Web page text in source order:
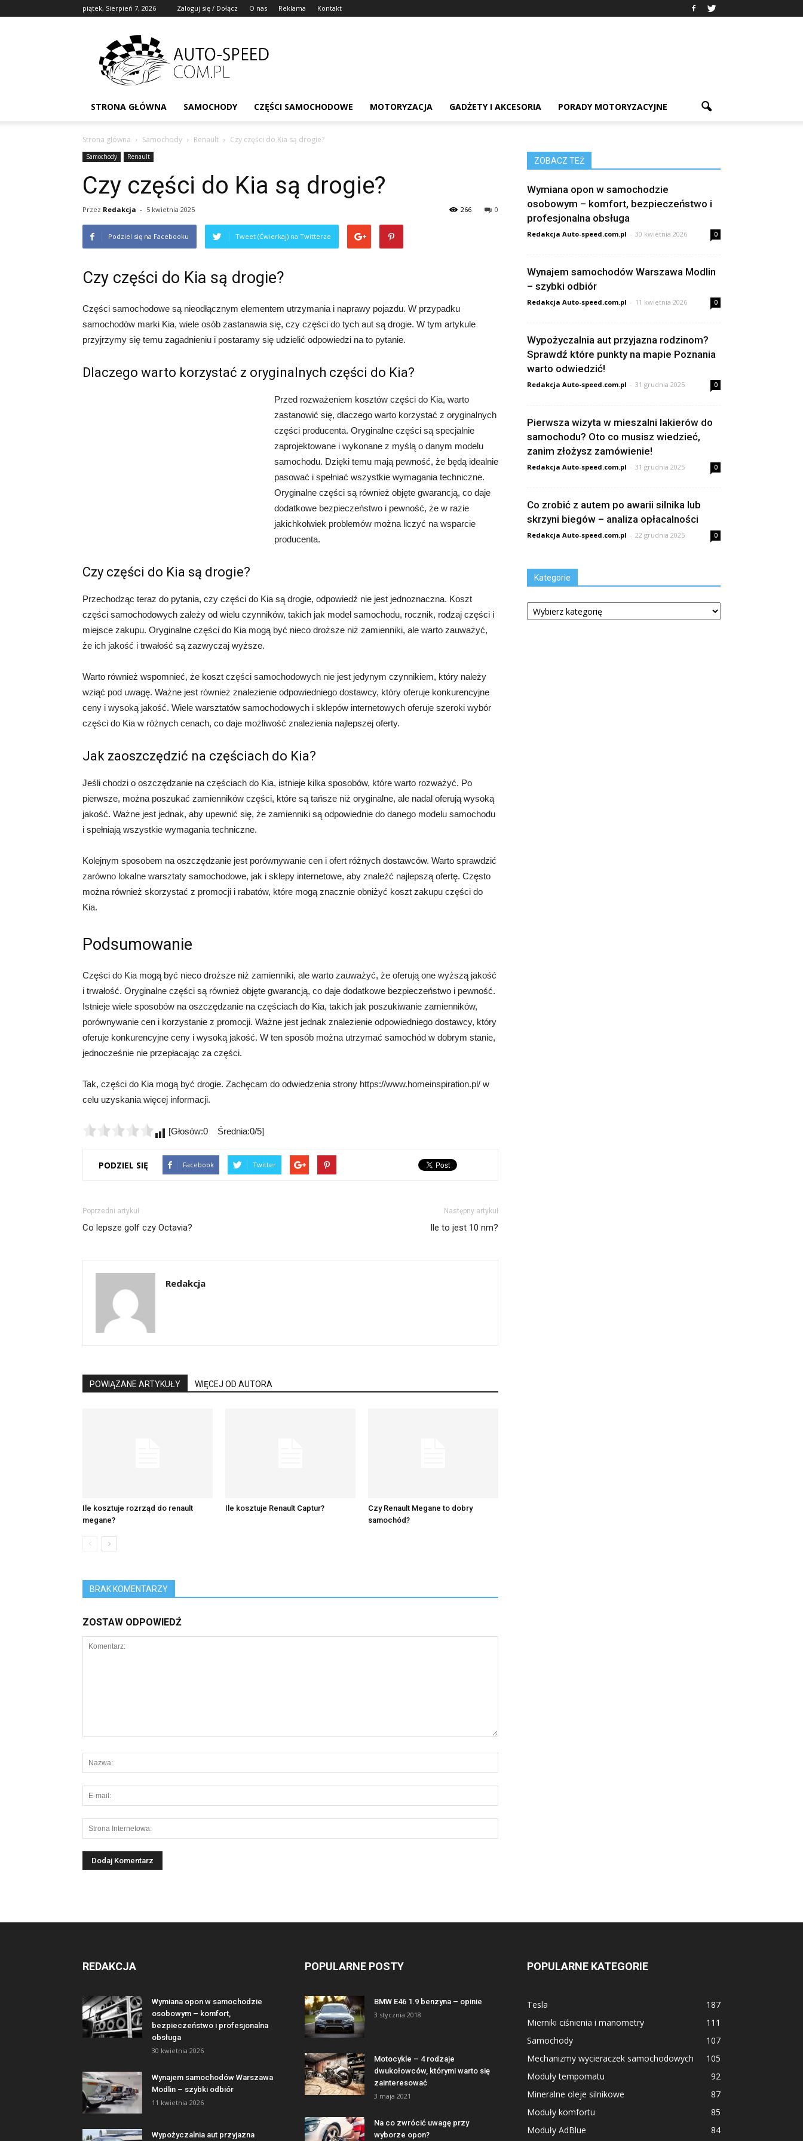
piątek, Sierpień 7, 2026 Zaloguj się / Dołącz O nas Reklama Kontakt
STRONA GŁÓWNA SAMOCHODY CZĘŚCI SAMOCHODOWE MOTORYZACJA GADŻETY I AKCESORIA PORADY MOTORYZACYJNE
Strona główna Samochody Renault Czy części do Kia są drogie?
Samochody Renault
Czy części do Kia są drogie?
Przez Redakcja - 5 kwietnia 2025 0
266
Podziel się na Facebooku Tweet (Ćwierkaj) na Twitterze
Czy części do Kia są drogie?
Części samochodowe są nieodłącznym elementem utrzymania i naprawy pojazdu. W przypadku
samochodów marki Kia, wiele osób zastanawia się, czy części do tych aut są drogie. W tym artykule
przyjrzymy się temu zagadnieniu i postaramy się udzielić odpowiedzi na to pytanie.
Dlaczego warto korzystać z oryginalnych części do Kia?
Przed rozważeniem kosztów części do Kia, warto
zastanowić się, dlaczego warto korzystać z oryginalnych
części producenta. Oryginalne części są specjalnie
zaprojektowane i wykonane z myślą o danym modelu
samochodu. Dzięki temu mają pewność, że będą idealnie
pasować i spełniać wszystkie wymagania techniczne.
Oryginalne części są również objęte gwarancją, co daje
dodatkowe bezpieczeństwo i pewność, że w razie
jakichkolwiek problemów można liczyć na wsparcie
producenta.
Czy części do Kia są drogie?
Przechodząc teraz do pytania, czy części do Kia są drogie, odpowiedź nie jest jednoznaczna. Koszt
części samochodowych zależy od wielu czynników, takich jak model samochodu, rocznik, rodzaj części i
miejsce zakupu. Oryginalne części do Kia mogą być nieco droższe niż zamienniki, ale warto zauważyć,
że ich jakość i trwałość są zazwyczaj wyższe.
Warto również wspomnieć, że koszt części samochodowych nie jest jedynym czynnikiem, który należy
wziąć pod uwagę. Ważne jest również znalezienie odpowiedniego dostawcy, który oferuje konkurencyjne
ceny i wysoką jakość. Wiele warsztatów samochodowych i sklepów internetowych oferuje szeroki wybór
części do Kia w różnych cenach, co daje możliwość znalezienia najlepszej oferty.
Jak zaoszczędzić na częściach do Kia?
Jeśli chodzi o oszczędzanie na częściach do Kia, istnieje kilka sposobów, które warto rozważyć. Po
pierwsze, można poszukać zamienników części, które są tańsze niż oryginalne, ale nadal oferują wysoką
jakość. Ważne jest jednak, aby upewnić się, że zamienniki są odpowiednie do danego modelu samochodu
i spełniają wszystkie wymagania techniczne.
Kolejnym sposobem na oszczędzanie jest porównywanie cen i ofert różnych dostawców. Warto sprawdzić
zarówno lokalne warsztaty samochodowe, jak i sklepy internetowe, aby znaleźć najlepszą ofertę. Często
można również skorzystać z promocji i rabatów, które mogą znacznie obniżyć koszt zakupu części do
Kia.
Podsumowanie
Części do Kia mogą być nieco droższe niż zamienniki, ale warto zauważyć, że oferują one wyższą jakość
i trwałość. Oryginalne części są również objęte gwarancją, co daje dodatkowe bezpieczeństwo i pewność.
Istnieje wiele sposobów na oszczędzanie na częściach do Kia, takich jak poszukiwanie zamienników,
porównywanie cen i korzystanie z promocji. Ważne jest jednak znalezienie odpowiedniego dostawcy, który
oferuje konkurencyjne ceny i wysoką jakość. W ten sposób można utrzymać samochód w dobrym stanie,
jednocześnie nie przepłacając za części.
Tak, części do Kia mogą być drogie. Zachęcam do odwiedzenia strony https://www.homeinspiration.pl/ w
celu uzyskania więcej informacji.
[Głosów:0 Średnia:0/5]
PODZIEL SIĘ Facebook Twitter
Poprzedni artykuł
Co lepsze golf czy Octavia?
Następny artykuł
Ile to jest 10 nm?
Redakcja
POWIĄZANE ARTYKUŁY WIĘCEJ OD AUTORA
Ile kosztuje rozrząd do renault
megane?
Ile kosztuje Renault Captur?
Czy Renault Megane to dobry
samochód?
BRAK KOMENTARZY
ZOSTAW ODPOWIEDŹ
ZOBACZ TEŻ
Wymiana opon w samochodzie
osobowym – komfort, bezpieczeństwo i
profesjonalna obsługa
Redakcja Auto-speed.com.pl - 30 kwietnia 2026 0
Wynajem samochodów Warszawa Modlin
– szybki odbiór
Redakcja Auto-speed.com.pl - 11 kwietnia 2026 0
Wypożyczalnia aut przyjazna rodzinom?
Sprawdź które punkty na mapie Poznania
warto odwiedzić!
Redakcja Auto-speed.com.pl - 31 grudnia 2025 0
Pierwsza wizyta w mieszalni lakierów do
samochodu? Oto co musisz wiedzieć,
zanim złożysz zamówienie!
Redakcja Auto-speed.com.pl - 31 grudnia 2025 0
Co zrobić z autem po awarii silnika lub
skrzyni biegów – analiza opłacalności
Redakcja Auto-speed.com.pl - 22 grudnia 2025 0
Kategorie
Kategorie
REDAKCJA
Wymiana opon w samochodzie
osobowym – komfort,
bezpieczeństwo i profesjonalna
obsługa
30 kwietnia 2026
Wynajem samochodów Warszawa
Modlin – szybki odbiór
11 kwietnia 2026
Wypożyczalnia aut przyjazna
POPULARNE POSTY
BMW E46 1.9 benzyna – opinie
3 stycznia 2018
Motocykle – 4 rodzaje
dwukołowców, którymi warto się
zainteresować
3 maja 2021
Na co zwrócić uwagę przy
wyborze opon?
POPULARNE KATEGORIE
Tesla
187
Mierniki ciśnienia i manometry
111
Samochody
107
Mechanizmy wycieraczek samochodowych
105
Moduły tempomatu
92
Mineralne oleje silnikowe
87
Moduły komfortu
85
Moduły AdBlue
84